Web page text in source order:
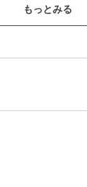
たイージー仕様
旅行やレジャーに
ヘビロテ間違いな